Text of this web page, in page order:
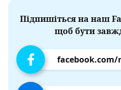
Підпишіться на наш
щоб бути